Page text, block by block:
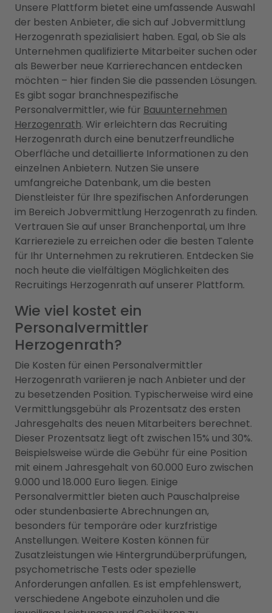
Unsere Plattform bietet eine umfassende Auswahl
der besten Anbieter, die sich auf Jobvermittlung
Herzogenrath spezialisiert haben. Egal, ob Sie als
Unternehmen qualifizierte Mitarbeiter suchen oder
als Bewerber neue Karrierechancen entdecken
möchten – hier finden Sie die passenden Lösungen.
Es gibt sogar branchnespezifische
Personalvermittler, wie für Bauunternehmen
Herzogenrath. Wir erleichtern das Recruiting
Herzogenrath durch eine benutzerfreundliche
Oberfläche und detaillierte Informationen zu den
einzelnen Anbietern. Nutzen Sie unsere
umfangreiche Datenbank, um die besten
Dienstleister für Ihre spezifischen Anforderungen
im Bereich Jobvermittlung Herzogenrath zu finden.
Vertrauen Sie auf unser Branchenportal, um Ihre
Karriereziele zu erreichen oder die besten Talente
für Ihr Unternehmen zu rekrutieren. Entdecken Sie
noch heute die vielfältigen Möglichkeiten des
Recruitings Herzogenrath auf unserer Plattform.
Wie viel kostet ein
Personalvermittler
Herzogenrath?
Die Kosten für einen Personalvermittler
Herzogenrath variieren je nach Anbieter und der
zu besetzenden Position. Typischerweise wird eine
Vermittlungsgebühr als Prozentsatz des ersten
Jahresgehalts des neuen Mitarbeiters berechnet.
Dieser Prozentsatz liegt oft zwischen 15% und 30%.
Beispielsweise würde die Gebühr für eine Position
mit einem Jahresgehalt von 60.000 Euro zwischen
9.000 und 18.000 Euro liegen. Einige
Personalvermittler bieten auch Pauschalpreise
oder stundenbasierte Abrechnungen an,
besonders für temporäre oder kurzfristige
Anstellungen. Weitere Kosten können für
Zusatzleistungen wie Hintergrundüberprüfungen,
psychometrische Tests oder spezielle
Anforderungen anfallen. Es ist empfehlenswert,
verschiedene Angebote einzuholen und die